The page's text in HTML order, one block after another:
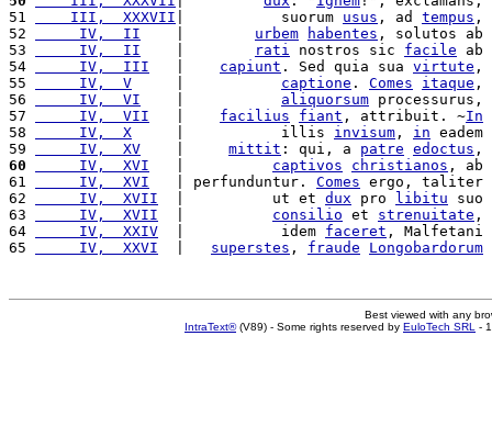
51
    III,  XXXVII
|           suorum usus , ad tempus ,
52
     IV,  II
urbem habentes , solutos ab
53
     IV,  II
rati nostros sic facile ab
54
     IV,  III
capiunt . Sed quia sua virtute ,
55
     IV,  V
captione . Comes itaque ,
56
     IV,  VI
aliquorsum processurus,
57
     IV,  VII
facilius fiant , attribuit. ~In
58
     IV,  X
     |           illis
invisum , in eadem
59
     IV,  XV
mittit : qui, a patre edoctus ,
60
     IV,  XVI
captivos christianos , ab
61
     IV,  XVI
   | perfunduntur.
Comes ergo, taliter
62
     IV,  XVII
  |          ut et
dux pro libitu suo
63
     IV,  XVII
consilio et strenuitate ,
64
     IV,  XXIV
  |           idem
faceret , Malfetani
65
     IV,  XXVI
superstes , fraude Longobardorum
Best viewed with any
IntraText®(V89) - Some rights reserved by EuloTech SRL -